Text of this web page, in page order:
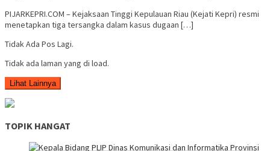
PIJARKEPRI.COM – Kejaksaan Tinggi Kepulauan Riau (Kejati Kepri) resmi
menetapkan tiga tersangka dalam kasus dugaan […]
Tidak Ada Pos Lagi.
Tidak ada laman yang di load.
Lihat Lainnya
TOPIK HANGAT